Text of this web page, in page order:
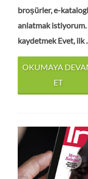
broşürler, e-
anlatmak istiyorum.
kaydetmek Evet, ilk
OKUMAYA
ET